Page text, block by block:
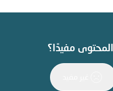
مفيدًا؟